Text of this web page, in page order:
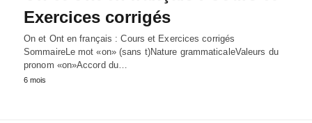
Exercices corrigés
On et Ont en français : Cours et Exercices corrigés
SommaireLe mot «on» (sans t)Nature grammaticaleValeurs du
pronom «on»Accord du…
6 mois